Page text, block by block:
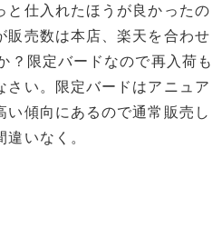
と仕入れたほうが良かったの
販売数は本店、楽天を合わせ
？限定バードなので再入荷も
さい。限定バードはアニュア
い傾向にあるので通常販売し
いなく。